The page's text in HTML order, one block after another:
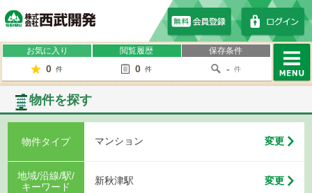
お気に入り
0 件
閲覧履歴
0 件
保存条件
- 件
物件を探す
物件タイプ マンション 変更
地域/沿線/駅/
キーワード
新秋津駅 変更